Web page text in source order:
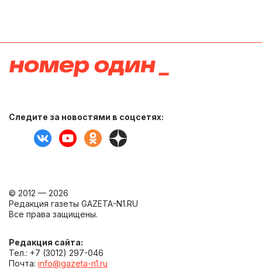
Следите за новостями в соцсетях:
© 2012 — 2026
Редакция газеты GAZETA-N1.RU
Все права защищены.
Редакция сайта:
Тел.: +7 (3012) 297-046
Почта: info@gazeta-n1.ru